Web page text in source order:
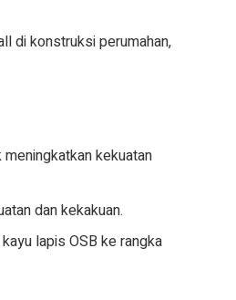
di konstruksi perumahan,
kekuatan
dan kekakuan.
lapis OSB ke rangka